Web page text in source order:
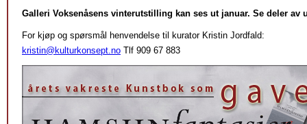
Galleri Voksenåsens vinterutstilling kan ses ut januar. Se deler
For kjøp og spørsmål henvendelse til kurator Kristin Jordfald:
kristin@kulturkonsept.no Tlf 909 67 883